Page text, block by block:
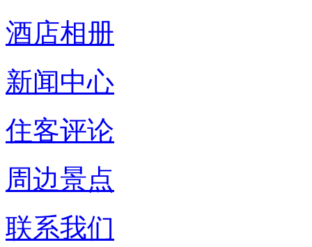
酒店相册
新闻中心
住客评论
周边景点
联系我们